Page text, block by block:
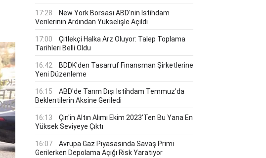
17:28
New York Borsası ABD'nin Istihdam
Verilerinin Ardından Yükselişle Açıldı
17:00
Çitlekçi Halka Arz Oluyor: Talep Toplama
Tarihleri Belli Oldu
16:42
BDDK'den Tasarruf Finansman Şirketlerine
Yeni Düzenleme
16:15
ABD'de Tarım Dışı Istihdam Temmuz'da
Beklentilerin Aksine Geriledi
16:13
Çin'in Altın Alımı Ekim 2023'ten Bu Yana En
Yüksek Seviyeye Çıktı
16:07
Avrupa Gaz Piyasasında Savaş Primi
Gerilerken Depolama Açığı Risk Yaratıyor